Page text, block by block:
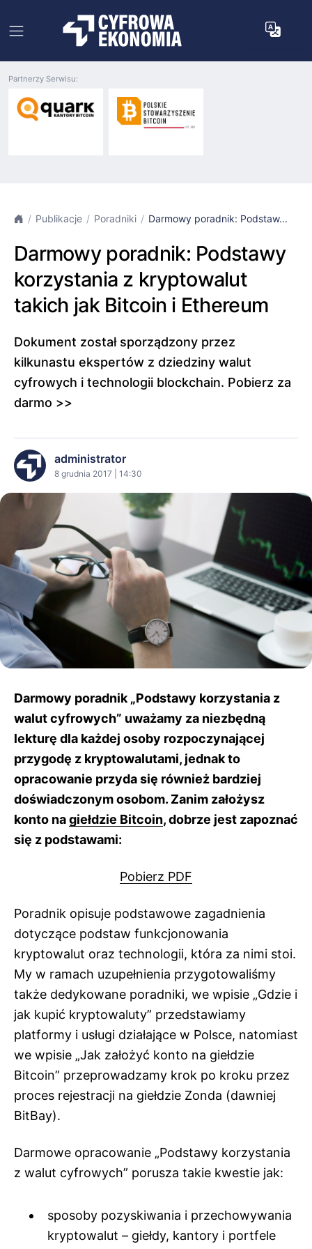
Partnerzy Serwisu:
Publikacje Poradniki Darmowy poradnik: Podstaw...
Darmowy poradnik: Podstawy
korzystania z kryptowalut
takich jak Bitcoin i Ethereum
Dokument został sporządzony przez
kilkunastu ekspertów z dziedziny walut
cyfrowych i technologii blockchain. Pobierz za
darmo >>
administrator
8 grudnia 2017 | 14:30
Darmowy poradnik „Podstawy korzystania z
walut cyfrowych” uważamy za niezbędną
lekturę dla każdej osoby rozpoczynającej
przygodę z kryptowalutami, jednak to
opracowanie przyda się również bardziej
doświadczonym osobom. Zanim założysz
konto nagiełdzie Bitcoin, dobrze jest zapoznać
się z podstawami:
Pobierz PDF
Poradnik opisuje podstawowe zagadnienia
dotyczące podstaw funkcjonowania
kryptowalut oraz technologii, która za nimi stoi.
My w ramach uzupełnienia przygotowaliśmy
także dedykowane poradniki, we wpisie „Gdzie i
jak kupić kryptowaluty” przedstawiamy
platformy i usługi działające w Polsce, natomiast
we wpisie „Jak założyć konto na giełdzie
Bitcoin” przeprowadzamy krok po kroku przez
proces rejestracji na giełdzie Zonda (dawniej
BitBay).
Darmowe opracowanie „Podstawy korzystania
z walut cyfrowych” porusza takie kwestie jak:
sposoby pozyskiwania i przechowywania
kryptowalut – giełdy, kantory i portfele